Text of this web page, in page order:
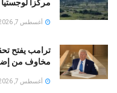
مركزاً
أغسطس 7, 2026
ترامب يفتح
مخاوف من
أغسطس 7, 2026